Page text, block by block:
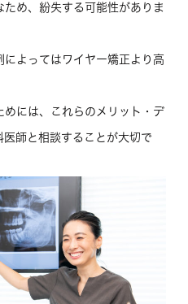
ため、紛失する可能性がありま
によってはワイヤー矯正より高
めには、これらのメリット・デ
医師と相談することが大切で